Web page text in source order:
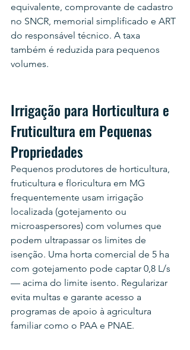
equivalente, comprovante de cadastro
no SNCR, memorial simplificado e ART
do responsável técnico. A taxa
também é reduzida para pequenos
volumes.
Irrigação para Horticultura e
Fruticultura em Pequenas
Propriedades
Pequenos produtores de horticultura,
fruticultura e floricultura em MG
frequentemente usam irrigação
localizada (gotejamento ou
microaspersores) com volumes que
podem ultrapassar os limites de
isenção. Uma horta comercial de 5 ha
com gotejamento pode captar 0,8 L/s
— acima do limite isento. Regularizar
evita multas e garante acesso a
programas de apoio à agricultura
familiar como o PAA e PNAE.